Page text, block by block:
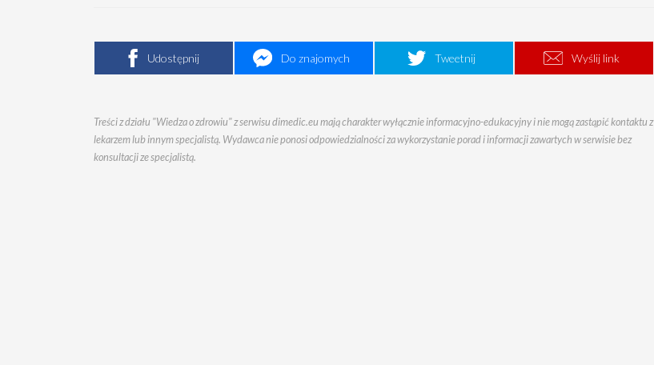
Udostępnij Do znajomych Tweetnij Wyślij link
Treści z działu "Wiedza o zdrowiu" z serwisu dimedic.eu mają charakter wyłącznie informacyjno-edukacyjny i nie mogą zastąpić kontaktu z
lekarzem lub innym specjalistą. Wydawca nie ponosi odpowiedzialności za wykorzystanie porad i informacji zawartych w serwisie bez
konsultacji ze specjalistą.